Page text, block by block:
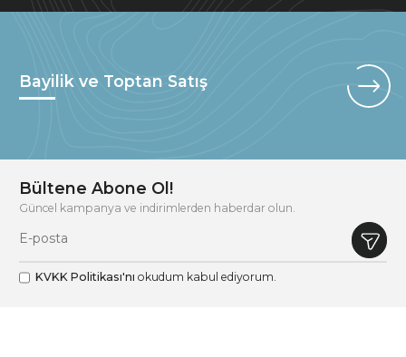
Bayilik ve Toptan Satış
Bültene Abone Ol!
Güncel kampanya ve indirimlerden haberdar olun.
KVKK Politikası'nı okudum kabul ediyorum.